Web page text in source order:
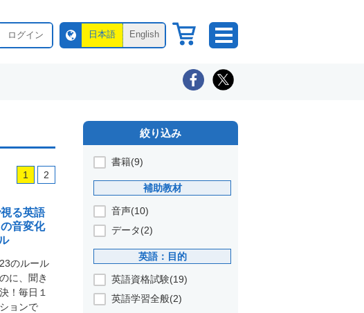
ログイン 日本語 English
1 2
る英語
音変化
のルール
に、聞き
！毎日１
ョンで
絞り込み
書籍(9)
補助教材
音声(10)
データ(2)
英語：目的
英語資格試験(19)
英語学習全般(2)